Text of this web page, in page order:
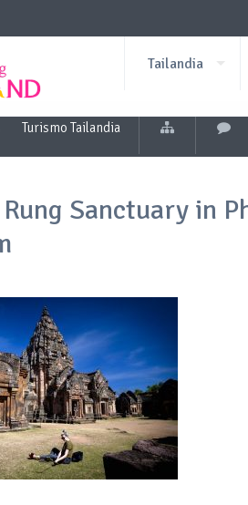
Tailandia
Turismo Tailandia
Rung Sanctuary in